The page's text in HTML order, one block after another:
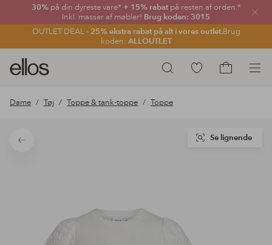
30% på din dyreste vare* + 15% rabatpå resten af orden.*
Inkl. masser af møbler! Brug koden: 3015
OUTLET DEAL - 25% ekstra rabat på alt i vores outlet.Brug
koden: ALLOUTLET
Luk
Søg
Ellos
logo
gå
forsiden
Gå
Dame Tøj Toppe & tank-toppe Toppe
Tilbage
Se lignende